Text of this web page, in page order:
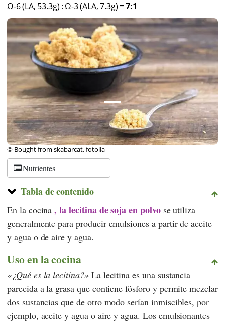
Ω-6 (LA, 53.3g) :Ω-3 (ALA, 7.3g) =7:1
© Bought from skabarcat, fotolia
Nutrientes
Tabla de contenido
En la cocina, la lecitina de soja en polvose utiliza
generalmente para producir emulsiones a partir de aceite
y agua o de aire y agua.
Uso en la cocina
¿Qué es la lecitina? La lecitina es una sustancia
parecida a la grasa que contiene fósforo y permite mezclar
dos sustancias que de otro modo serían inmiscibles, por
ejemplo, aceite y agua o aire y agua. Los emulsionantes